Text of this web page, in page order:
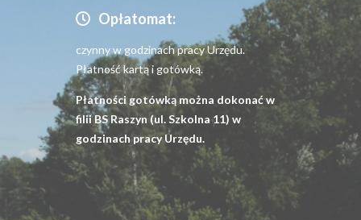
Opłatomat:
czynny w godzinach pracy Urzędu.
Płatność kartą i gotówką.
Płatności gotówką można dokonać w
filii BS Raszyn (ul. Szkolna 11) w
godzinach pracy Urzędu.